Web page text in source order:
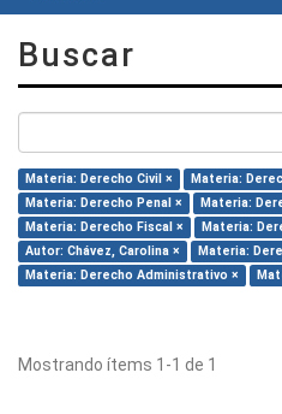
Buscar
Materia: Derecho Civil ×
Materia:
Materia: Derecho Penal ×
Materia:
Materia: Derecho Fiscal ×
Materia:
Autor: Chávez, Carolina ×
Materia:
Materia: Derecho Administrativo ×
Mostrando ítems 1-1 de 1